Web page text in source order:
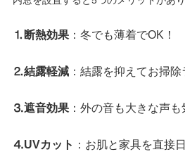
⒈断熱効果：冬でも薄着でOK！
⒉結露軽減：結露を抑えてお掃除
⒊遮音効果：外の音も大きな声も
⒋UVカット ：お肌と家具を直接